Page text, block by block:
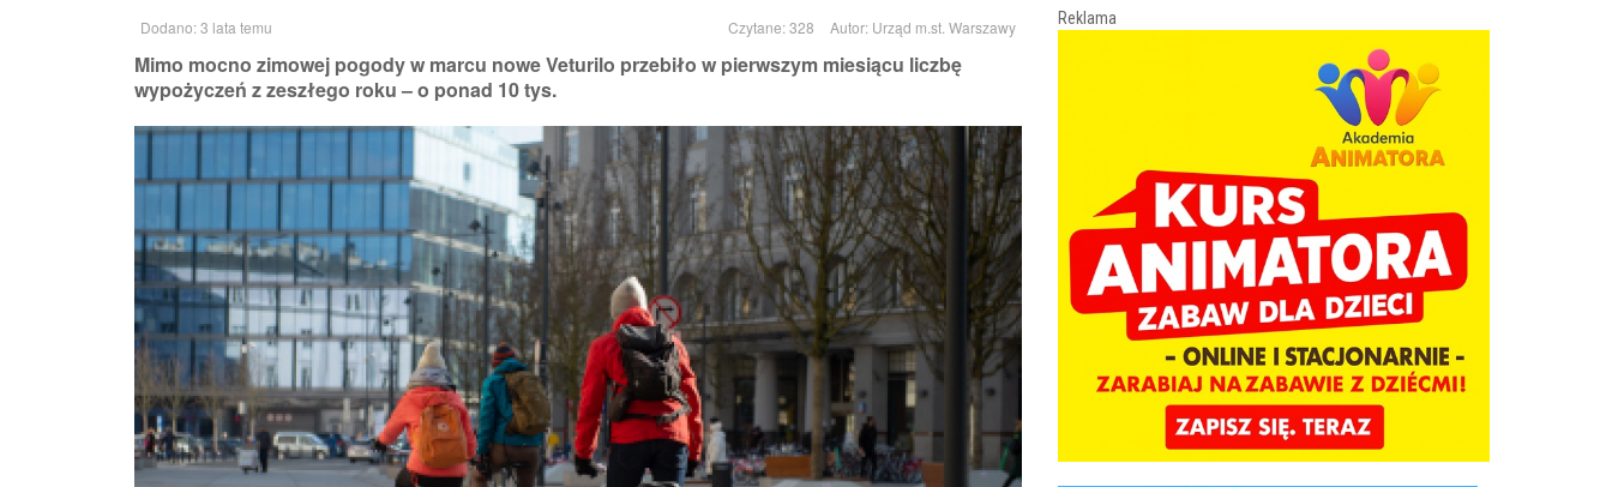
Dodano: 3 lata temu Czytane: 328 Autor: Urząd m.st. Warszawy
Mimo mocno zimowej pogody w marcu nowe Veturilo przebiło w pierwszym miesiącu liczbę
wypożyczeń z zeszłego roku – o ponad 10 tys.
Reklama